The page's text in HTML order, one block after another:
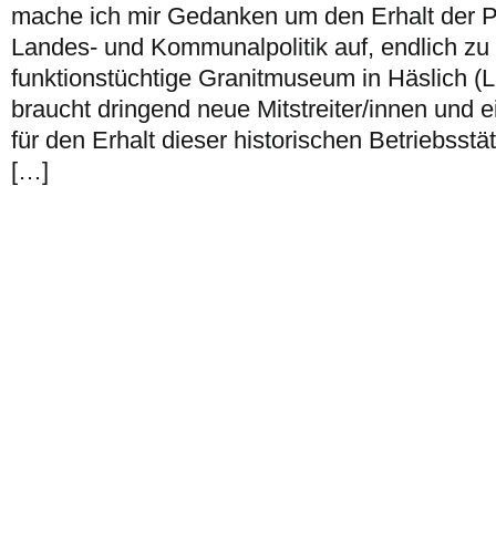
mache ich mir Gedanken um den Erhalt der
Landes- und Kommunalpolitik auf, endlich
funktionstüchtige Granitmuseum in Häslich
braucht dringend neue Mitstreiter/innen und
für den Erhalt dieser historischen
[…]